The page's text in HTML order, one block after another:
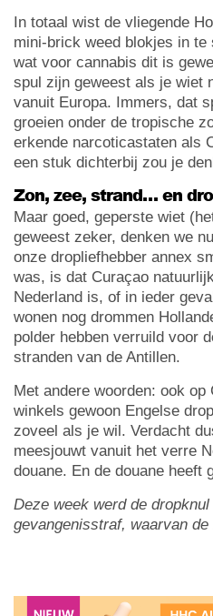
In totaal wist de vliegende
mini-brick weed blokjes in te
wat voor cannabis dit is
spul zijn geweest als je wiet
vanuit Europa. Immers, dat
groeien onder de tropische
erkende narcoticastaten als
een stuk dichterbij zou je
Zon, zee, strand… en
Maar goed, geperste wiet
geweest zeker, denken we
onze dropliefhebber annex
was, is dat Curaçao
Nederland is, of in ieder
wonen nog drommen
polder hebben verruild voor
stranden van de Antillen.
Met andere woorden: ook
winkels gewoon Engelse
zoveel als je wil. Verdacht
meesjouwt vanuit het verre
douane. En de douane heeft
Deze week werd de
gevangenisstraf, waarvan